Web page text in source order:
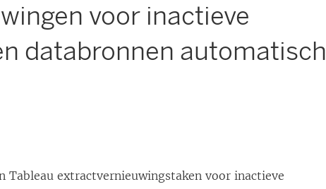
voor inactieve
databronnen automatisch
Tableau extractvernieuwingstaken voor inactieve